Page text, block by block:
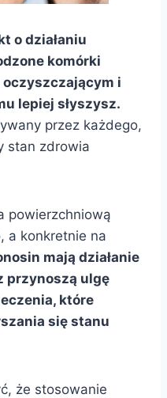
o działaniu
komórki
oczyszczającym i
lepiej słyszysz.
przez każdego,
stan zdrowia
powierzchniową
a konkretnie na
mają działanie
przynoszą ulgę
które
się stanu
że stosowanie